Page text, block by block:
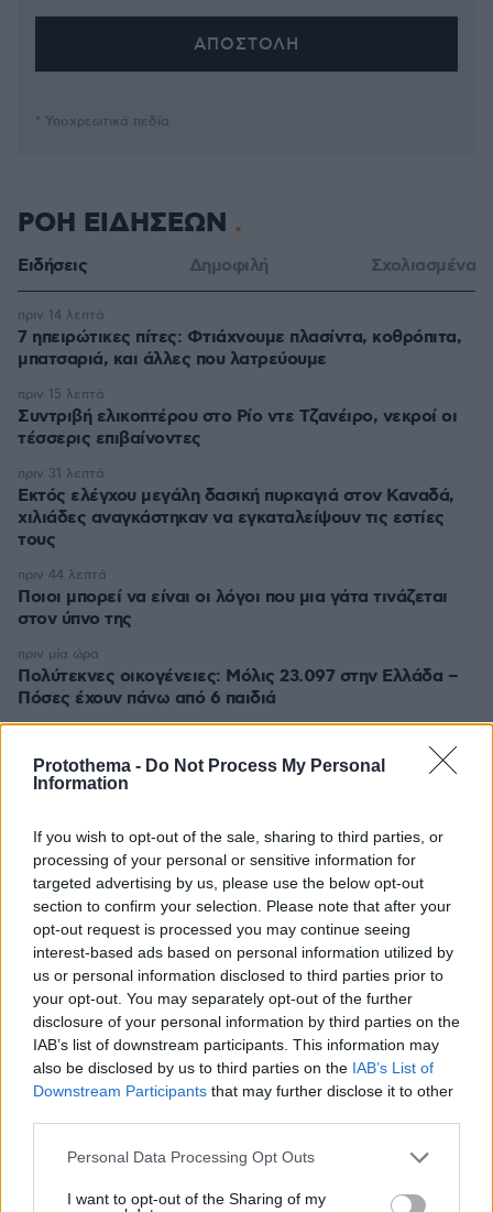
Protothema - Do Not Process My Personal
Information
If you wish to opt-out of the sale, sharing to third parties, or
processing of your personal or sensitive information for
targeted advertising by us, please use the below opt-out
section to confirm your selection. Please note that after your
opt-out request is processed you may continue seeing
interest-based ads based on personal information utilized by
us or personal information disclosed to third parties prior to
your opt-out. You may separately opt-out of the further
disclosure of your personal information by third parties on the
IAB’s list of downstream participants. This information may
also be disclosed by us to third parties on the IAB’s List of
Downstream Participants that may further disclose it to other
Please note that this website/app uses one or more Google
not limited to your visit or usage behaviour. You may click to
Personal Data Processing Opt Outs
I want to opt-out of the Sharing of my
* Υποχρεωτικά πεδία
ΡΟΗ ΕΙΔΗΣΕΩΝ
Ειδήσεις Δημοφιλή Σχολιασμένα
7 ηπειρώτικες πίτες: Φτιάχνουμε πλασίντα, κοθρόπιτα,
μπατσαριά, και άλλες που λατρεύουμε
πριν 14 λεπτά
Συντριβή ελικοπτέρου στο Ρίο ντε Τζανέιρο, νεκροί οι
τέσσερις επιβαίνοντες
πριν 15 λεπτά
Εκτός ελέγχου μεγάλη δασική πυρκαγιά στον Καναδά,
χιλιάδες αναγκάστηκαν να εγκαταλείψουν τις εστίες
τους
πριν 31 λεπτά
Ποιοι μπορεί να είναι οι λόγοι που μια γάτα τινάζεται
στον ύπνο της
πριν 44 λεπτά
Πολύτεκνες οικογένειες: Μόλις 23.097 στην Ελλάδα –
Πόσες έχουν πάνω από 6 παιδιά
πριν μία ώρα
Δύο θάνατοι λουομένων το Σάββατο σε Λέσβο και
Σιθωνία
Μαγειρεύουμε με αυγά: 7 συνταγές που …τα σπάνε
Γερμανία: Μη επανδρωμένα αεροσκάφη εθεάθησαν
πάνω από στρατιωτική βάση
08.08.2026, 23:56
Θετικές οι συνομιλίες με το Ιράν για τα Στενά του
Ορμούζ, λέει το Ομάν
08.08.2026, 23:53
Χάος στη Βουλή του Κοσόβου: Βουλευτής της
αντιπολίτευσης πέταξε αυγά στον πρωθυπουργό Άλμπιν
Κούρτι, δείτε βίντεο
08.08.2026, 23:42
ΔΕΙΤΕ ΟΛΕΣ ΤΙΣ ΕΙΔΗΣΕΙΣ